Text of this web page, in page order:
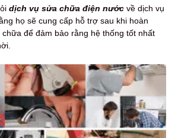
dịch vụ sửa chữa điện nước về dịch vụ
họ sẽ cung cấp hỗ trợ sau khi hoàn
để đảm bảo rằng hệ thống tốt nhất